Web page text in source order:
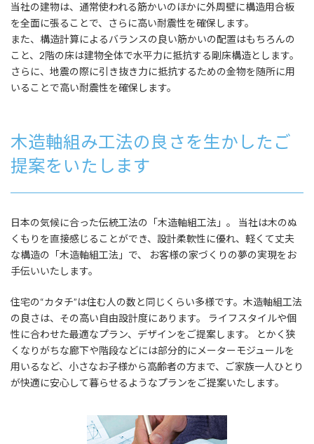
当社の建物は、通常使われる筋かいのほかに外周壁に構造用合板
を全面に張ることで、さらに高い耐震性を確保します。
また、構造計算によるバランスの良い筋かいの配置はもちろんの
こと、2階の床は建物全体で水平力に抵抗する剛床構造とします。
さらに、地震の際に引き抜き力に抵抗するための金物を随所に用
いることで高い耐震性を確保します。
木造軸組み工法の良さを生かしたご
提案をいたします
日本の気候に合った伝統工法の「木造軸組工法」。 当社は木のぬ
くもりを直接感じることができ、設計柔軟性に優れ、軽くて丈夫
な構造の「木造軸組工法」で、 お客様の家づくりの夢の実現をお
手伝いいたします。
住宅の“カタチ”は住む人の数と同じくらい多様です。木造軸組工法
の良さは、その高い自由設計度にあります。 ライフスタイルや個
性に合わせた最適なプラン、デザインをご提案します。 とかく狭
くなりがちな廊下や階段などには部分的にメーターモジュールを
用いるなど、小さなお子様から高齢者の方まで、ご家族一人ひとり
が快適に安心して暮らせるようなプランをご提案いたします。